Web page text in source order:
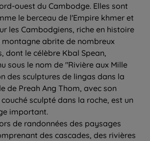
ouest du Cambodge. Elles sont
le berceau de l'Empire khmer et
les Cambodgiens, riche en histoire
montagne abrite de nombreux
dont le célèbre Kbal Spean,
sous le nom de "Rivière aux Mille
des sculptures de lingas dans la
de Preah Ang Thom, avec son
sculpté dans la roche, est un
important.
de randonnées des paysages
des cascades, des rivières